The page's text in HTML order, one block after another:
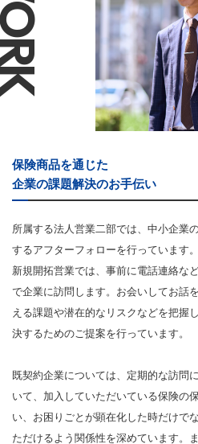
保険商品を通じた
企業の課題解決のお手伝い
所属する法人営業二部では、中小企業
するアフターフォローを行っています。
新規開拓営業では、事前に電話連絡な
で企業に訪問します。お会いしてお話
える課題や潜在的なリスクなどを把握
決するためのご提案を行っています。
既契約企業については、定期的な訪問
いて、加入していただいている保険の
い、お困りごとが顕在化した時だけで
ただけるよう関係性を深めています。